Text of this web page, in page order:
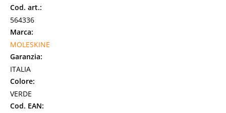
Cod. art.:
564336
Marca:
MOLESKINE
Garanzia:
ITALIA
Colore:
VERDE
Cod. EAN: